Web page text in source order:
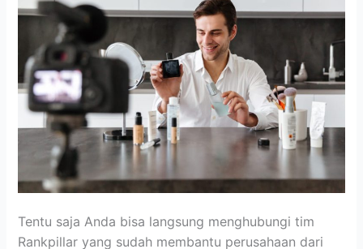
Tentu saja Anda bisa langsung menghubungi tim
Rankpillar yang sudah membantu perusahaan dari